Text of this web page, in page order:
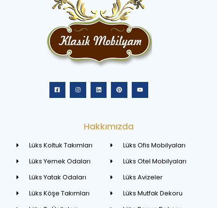
Hakkımızda
Lüks Koltuk Takımları
Lüks Yemek Odaları
Lüks Yatak Odaları
Lüks Köşe Takımları
Lüks Ofis Mobilyaları
Lüks Otel Mobilyaları
Lüks Avizeler
Lüks Mutfak Dekoru